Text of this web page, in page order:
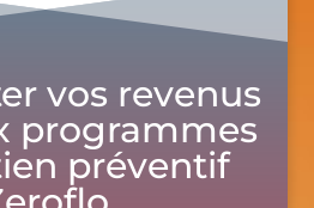
vos revenus
programmes
préventif